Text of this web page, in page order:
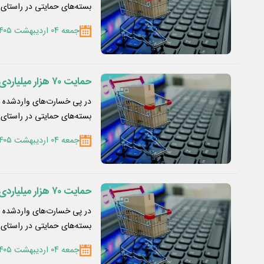
بسته‌های حمایتی در
جمعه ۰۴ اردیبهشت ۱۴۰۵
حمایت ۷۰ هزار میلیاردی از کسب‌وکارهای کوچک و آنلاین
در پی خسارت‌های واردشده
بسته‌های حمایتی در
جمعه ۰۴ اردیبهشت ۱۴۰۵
حمایت ۷۰ هزار میلیاردی از کسب‌وکارهای کوچک و آنلاین
در پی خسارت‌های واردشده
بسته‌های حمایتی در
جمعه ۰۴ اردیبهشت ۱۴۰۵